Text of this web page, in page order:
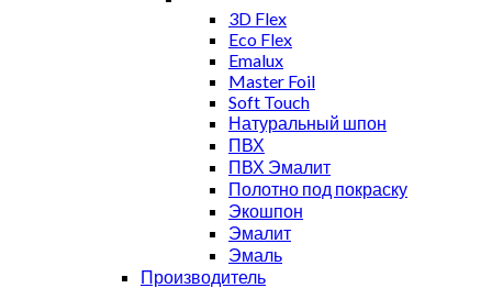
3D Flex
Eco Flex
Emalux
Master Foil
Soft Touch
Натуральный шпон
ПВХ
ПВХ Эмалит
Полотно под покраску
Экошпон
Эмалит
Эмаль
Производитель